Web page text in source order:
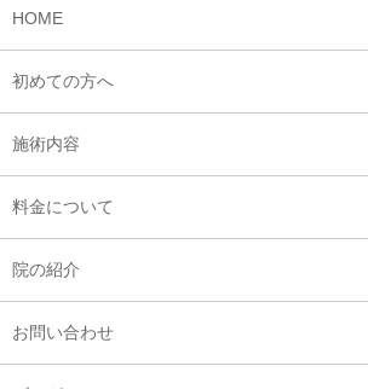
HOME
初めての方へ
施術内容
料金について
院の紹介
お問い合わせ